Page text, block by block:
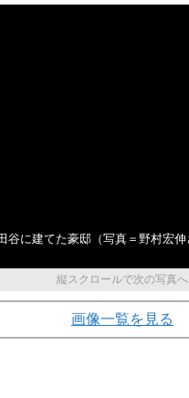
縦スクロールで次の写真へ